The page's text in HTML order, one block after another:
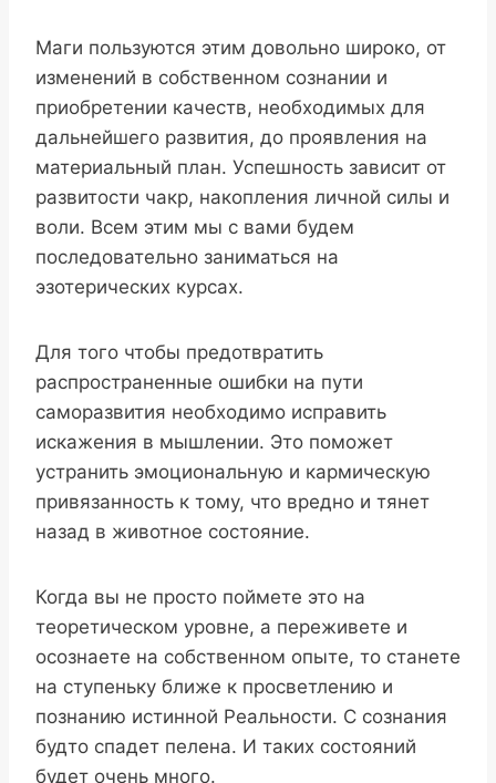
Маги пользуются этим довольно широко, от
изменений в собственном сознании и
приобретении качеств, необходимых для
дальнейшего развития, до проявления на
материальный план. Успешность зависит от
развитости чакр, накопления личной силы и
воли. Всем этим мы с вами будем
последовательно заниматься на
эзотерических курсах.
Для того чтобы предотвратить
распространенные ошибки на пути
саморазвития необходимо исправить
искажения в мышлении. Это поможет
устранить эмоциональную и кармическую
привязанность к тому, что вредно и тянет
назад в животное состояние.
Когда вы не просто поймете это на
теоретическом уровне, а переживете и
осознаете на собственном опыте, то станете
на ступеньку ближе к просветлению и
познанию истинной Реальности. С сознания
будто спадет пелена. И таких состояний
будет очень много.